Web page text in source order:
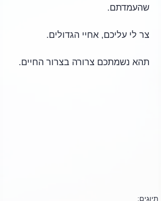
שהעמדתם.
צר לי עליכם, אחיי הגדולים.
תהא נשמתכם צרורה בצרור החיים.
תיוגים: